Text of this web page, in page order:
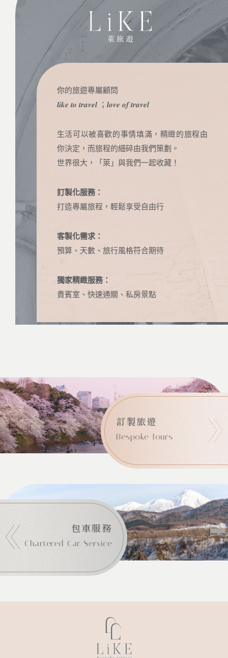
你的旅遊專屬顧問
𝒍𝒊𝒌𝒆 𝒕𝒐 𝒕𝒓𝒂𝒗𝒆𝒍 ；𝒍𝒐𝒗𝒆 𝒐𝒇 𝒕𝒓𝒂𝒗𝒆𝒍
生活可以被喜歡的事情填滿，精緻的旅程由
你決定，而旅程的細碎由我們策劃。
世界很大，「萊」與我們一起收藏！
訂製化服務：
打造專屬旅程，輕鬆享受自由行
客製化需求：
預算、天數、旅行風格符合期待
獨家精緻服務：
貴賓室、快速通關、私房景點
訂製旅遊
Bespoke Tours
包車服務
Chartered Car Service